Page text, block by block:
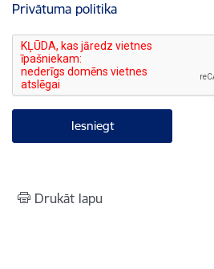
Privātuma politika
Drukāt lapu